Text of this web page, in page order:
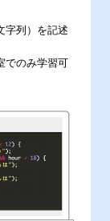
字列）を記述
でのみ学習可